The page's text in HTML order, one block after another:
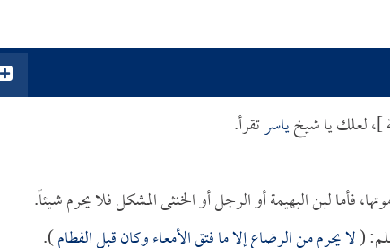
]، لعلك يا شيخياسرتقرأ.
فأما لبن البهيمة أو الرجل أو الخنثى المشكل فلا يحرم شيئاً.
(لا يحرم من الرضاع إلا ما فتق الأمعاء وكان قبل الفطام).